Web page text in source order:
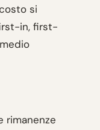
si
in, first-
rimanenze